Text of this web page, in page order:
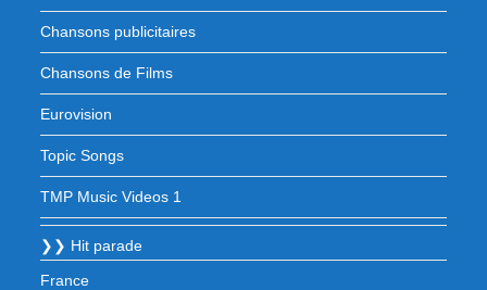
Chansons publicitaires
Chansons de Films
Eurovision
Topic Songs
TMP Music Videos 1
❯❯ Hit parade
France